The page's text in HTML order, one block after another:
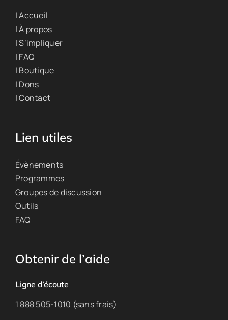
| Accueil
| À propos
| S’impliquer
| FAQ
| Boutique
| Dons
| Contact
Lien utiles
Évènements
Programmes
Groupes de discussion
Outils
FAQ
Obtenir de l’aide
Ligne d’écoute
1 888 505-1010 (sans frais)